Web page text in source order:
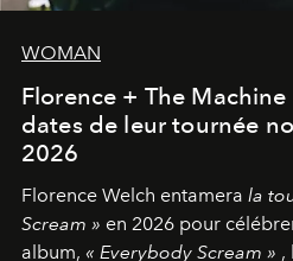
WOMAN
Florence + The
dates de leur tournée
2026
Florence Welch entamera la
Scream » en 2026 pour
album, « Everybody Scream » ,